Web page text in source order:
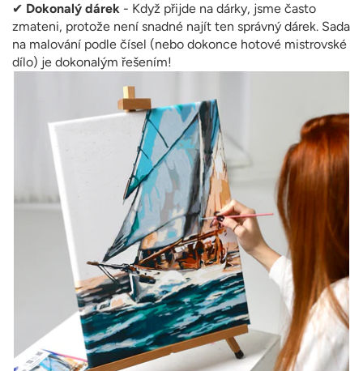
✔ Dokonalý dárek - Když přijde na dárky, jsme často
zmateni, protože není snadné najít ten správný dárek. Sada
na malování podle čísel (nebo dokonce hotové mistrovské
dílo) je dokonalým řešením!